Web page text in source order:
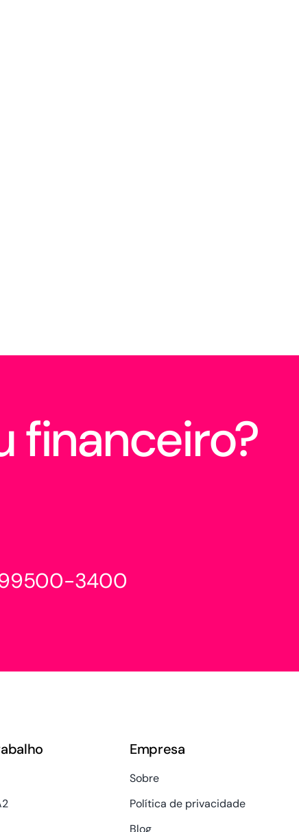
financeiro?
99500-3400
Empresa
Sobre
Política de privacidade